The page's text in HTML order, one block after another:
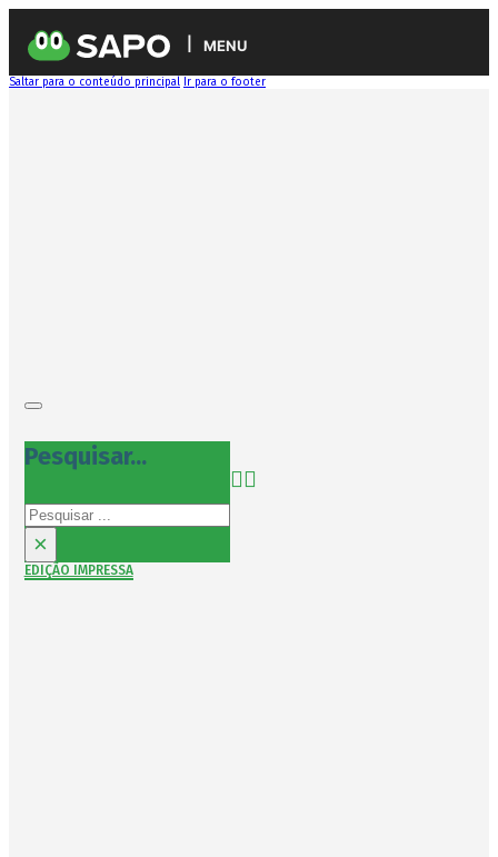
MENU
Saltar para o conteúdo principal Ir para o footer
Pesquisar...
Pesquisar
×
EDIÇÃO IMPRESSA